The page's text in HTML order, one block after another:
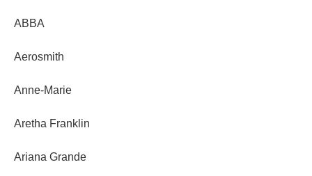
ABBA
Aerosmith
Anne-Marie
Aretha Franklin
Ariana Grande